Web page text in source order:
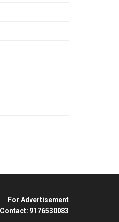
For Advertisement
Contact: 9176530083